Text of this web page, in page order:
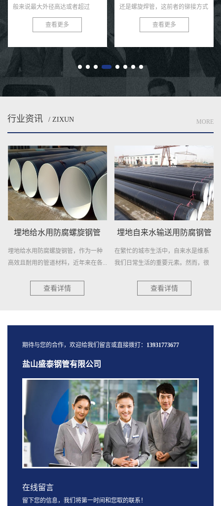
般来说最大外径高达或者超过
21200㎜的螺旋钢管总称为超大口
径无缝钢管，由于直缝焊管是用焊
内中口...
查看更多
还是螺旋焊管，这前者的铆接方式
都是相同的。但是在实际的焊接时
间过程当中，热轧无缝管往往会再
的...
查看更多
行业资讯 / ZIXUN MORE
埋地给水用防腐螺旋钢管
埋地给水用防腐螺旋钢管，作为一种
高效且耐用的管道材料，近年来在各...
查看详情
埋地自来水输送用防腐钢管
在繁忙的城市生活中，自来水是维系
我们日常生活的重要元素。然而，很
查看详情
期待与您的合作，欢迎给我们留言或直接拨打： 13931773677
盐山盛泰钢管有限公司
在线留言
留下您的信息，我们将第一时间和您取的联系！